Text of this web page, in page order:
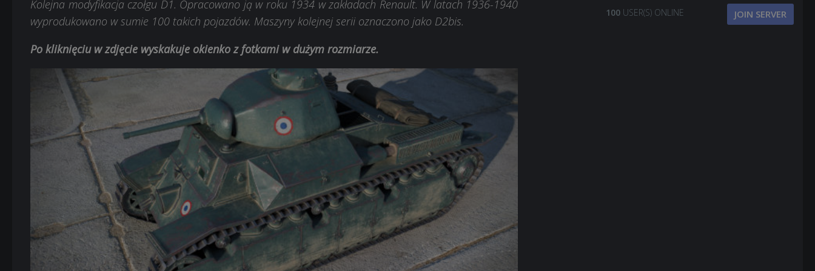
Kolejna modyfikacja czołgu D1. Opracowano ją w roku 1934 w zakładach Renault. W latach 1936-1940
wyprodukowano w sumie 100 takich pojazdów. Maszyny kolejnej serii oznaczono jako D2bis.
Po kliknięciu w zdjęcie wyskakuje okienko z fotkami w dużym rozmiarze.
100 USER(S) ONLINE JOIN SERVER